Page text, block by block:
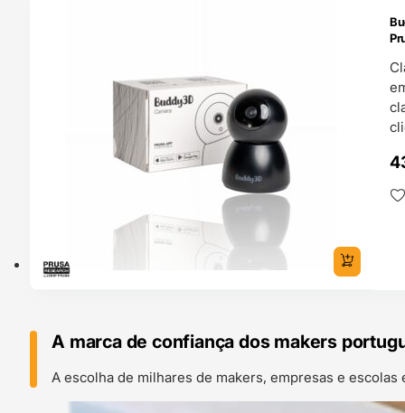
A marca de confiança dos makers
A escolha de milhares de makers, empresas e escolas